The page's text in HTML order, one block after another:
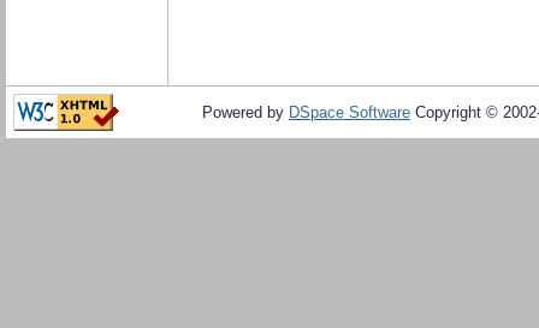
Powered by DSpace Software Copyright ©